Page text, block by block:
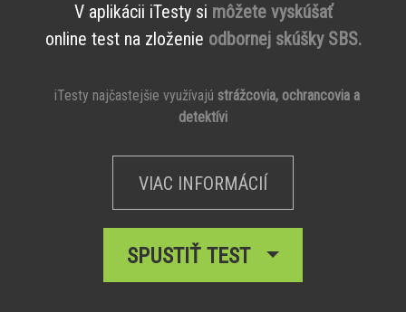
V aplikácii iTesty si môžete vyskúšať
online test na zloženie odbornej skúšky SBS.
iTesty najčastejšie využívajú strážcovia, ochrancovia a
detektívi
VIAC INFORMÁCIÍ
SPUSTIŤ TEST